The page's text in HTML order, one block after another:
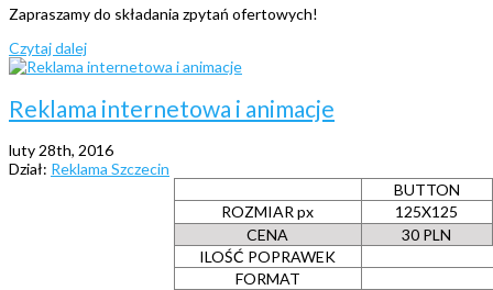
Zapraszamy do składania zpytań ofertowych!
Czytaj dalej
Reklama internetowa i animacje
luty 28th, 2016
Dział: Reklama Szczecin
BUTTON
ROZMIAR px
125X125
CENA
30 PLN
ILOŚĆ POPRAWEK
FORMAT